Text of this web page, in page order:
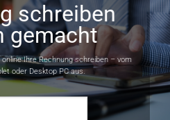
schreiben
gemacht
Ihre Rechnung schreiben – vom
oder Desktop PC aus.